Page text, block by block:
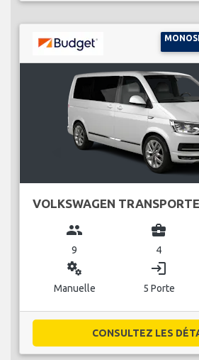
VOLKSWAGEN
group
9
business_center
4
miscellaneous_services
Manuelle
login
5 Porte
CONSULTEZ LES